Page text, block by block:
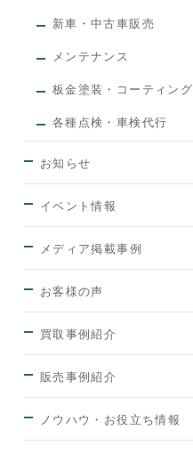
新車・中古車販売
メンテナンス
板金塗装・コーティング
各種点検・車検代行
お知らせ
イベント情報
メディア掲載事例
お客様の声
買取事例紹介
販売事例紹介
ノウハウ・お役立ち情報